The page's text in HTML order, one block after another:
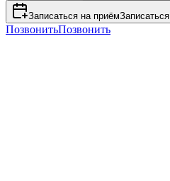
Записаться на приём
ПозвонитьПозвонить